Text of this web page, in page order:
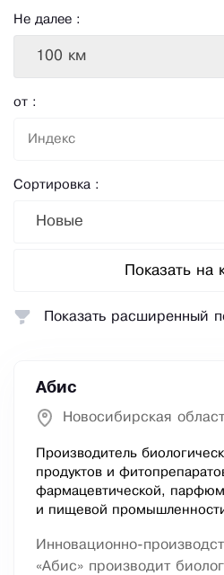
Не далее :
100 км
от :
Сортировка :
Новые
Показать на
Абис
Новосибирская
Производитель
продуктов и
фармацевтической,
и пищевой
Инновационно-
«Абис» производит
Показать расширенный